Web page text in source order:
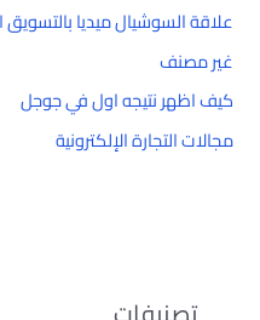
علاقة السوشيال ميديا بالتسويق
غير مصنف
كيف اظهر نتيجه اول في جوجل
مجالات التجارة الإلكترونية